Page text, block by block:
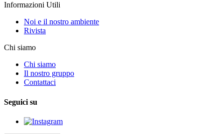
Informazioni Utili
Noi e il nostro ambiente
Rivista
Chi siamo
Chi siamo
Il nostro gruppo
Contattaci
Seguici su